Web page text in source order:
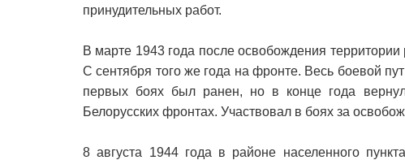
принудительных работ.
В марте 1943 года после освобождения
С сентября того же года на фронте. Весь боевой
первых боях был ранен, но в конце года
Белорусских фронтах. Участвовал в боях за
8 августа 1944 года в районе населенного